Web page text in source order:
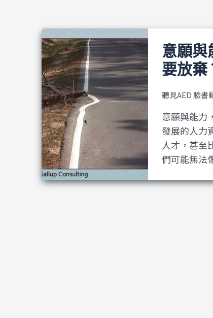
意願與
要放棄
聽見AED 臉書
意願與能力
發展的人力
人才，甚至
們可能無法